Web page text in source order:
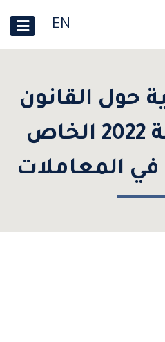
EN
حول القانون
رقم (4) لسنة 2022 الخاص
في المعاملات